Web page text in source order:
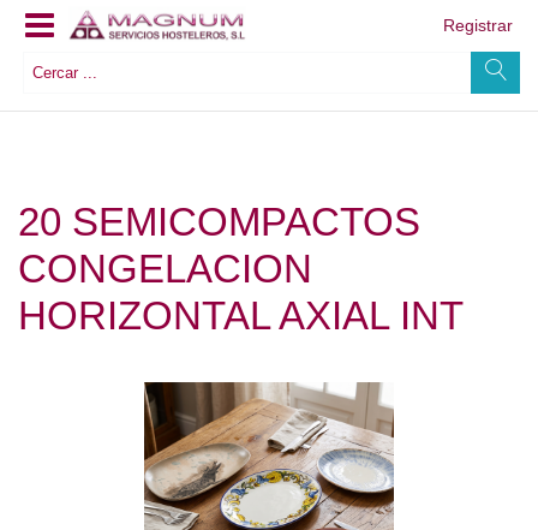
Registrar
20 SEMICOMPACTOS
CONGELACION
HORIZONTAL AXIAL INT